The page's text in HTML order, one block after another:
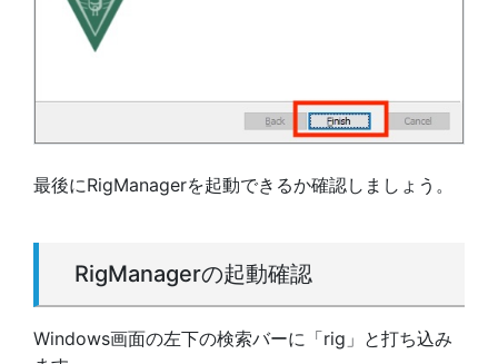
最後にRigManagerを起動できるか確認しましょう。
RigManagerの起動確認
Windows画面の左下の検索バーに「rig」と打ち込み